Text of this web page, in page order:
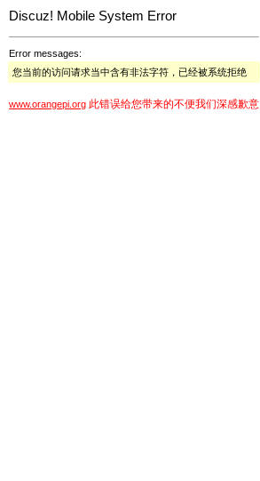
Discuz! Mobile System Error
Error messages:
您当前的访问请求当中含有非法字符，已经被系统拒绝
www.orangepi.org 此错误给您带来的不便我们深感歉意